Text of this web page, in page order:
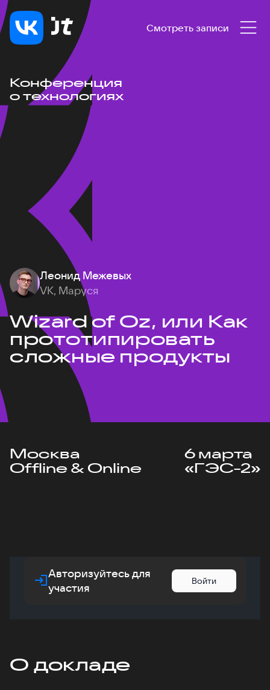
Смотреть записи
Конференция
о технологиях
Леонид Межевых
VK, Маруся
Wizard of Oz, или Как
прототипировать
сложные продукты
Москва
Offline & Online
6 марта
«ГЭС-2»
Авторизуйтесь для
участия
Войти
О докладе